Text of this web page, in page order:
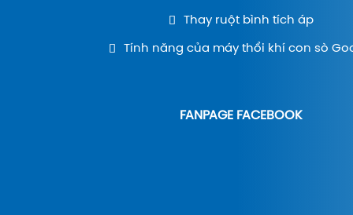
Thay ruột bình tích áp
Tính năng của máy thổi khí con sò
FANPAGE FACEBOOK